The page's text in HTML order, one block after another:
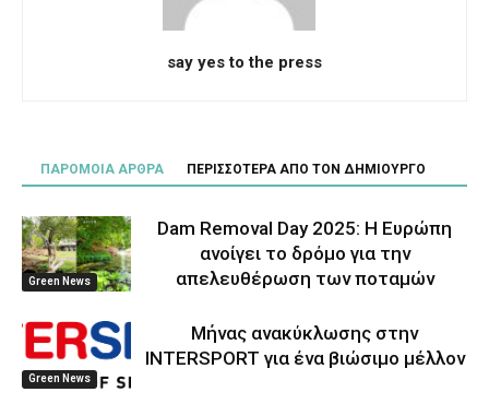
say yes to the press
ΠΑΡΟΜΟΙΑ ΑΡΘΡΑ ΠΕΡΙΣΣΟΤΕΡΑ ΑΠΟ ΤΟΝ ΔΗΜΙΟΥΡΓΟ
Green News
Dam Removal Day 2025: Η Ευρώπη
ανοίγει το δρόμο για την
απελευθέρωση των ποταμών
Green News
Μήνας ανακύκλωσης στην
INTERSPORT για ένα βιώσιμο μέλλον